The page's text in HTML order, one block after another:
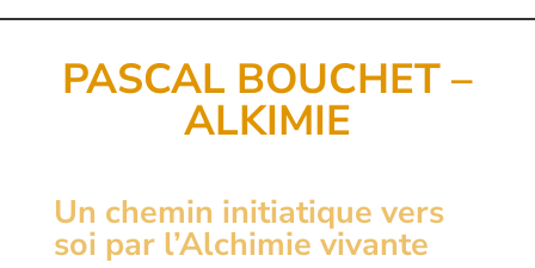
PASCAL BOUCHET –
ALKIMIE
Un chemin initiatique vers
soi par l’Alchimie vivante